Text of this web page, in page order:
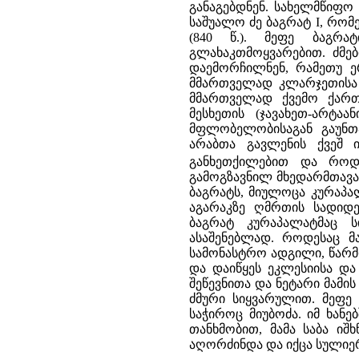
განაგებდნენ.
საშუალო ძე ბაგრატ I,
(840 წ.). მეფე
გლახაკთმოყვარებით.
დაემორჩილნენ, რამეთუ
მმართველად
მმართველად ქვემო
მესხეთის (ჯავახეთ-
მფლობელობისაგან
არაბთა გავლენის ქვეშ
განხეთქილებით და
გამოგზავნილ
ბაგრატს, მიულოცა
აგარაკზე ღმრთის
ბაგრატ კურაპალატმაც
ასაშენებლად. როდესაც
სამონასტრო ადგილი,
და დაიწყეს ეკლესიისა და
შეწევნითა და ნეტარი
ძმური სიყვარულით. მეფე
საჭიროც მიუბოძა. იმ
თანხმობით, მამა საბა
აღორძინდა და იქცა